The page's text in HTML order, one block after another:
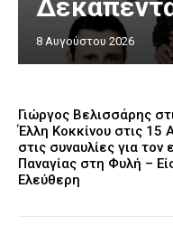
8 Αυγούστου 2026
Γιώργος Βελισσάρης
Έλλη Κοκκίνου στις 15
στις συναυλίες για
Παναγίας στη Φυλή –
Ελεύθερη